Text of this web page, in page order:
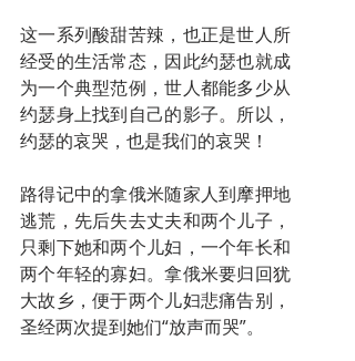
这一系列酸甜苦辣，也正是世人所
经受的生活常态，因此约瑟也就成
为一个典型范例，世人都能多少从
约瑟身上找到自己的影子。所以，
约瑟的哀哭，也是我们的哀哭！
路得记中的拿俄米随家人到摩押地
逃荒，先后失去丈夫和两个儿子，
只剩下她和两个儿妇，一个年长和
两个年轻的寡妇。拿俄米要归回犹
大故乡，便于两个儿妇悲痛告别，
圣经两次提到她们“放声而哭”。